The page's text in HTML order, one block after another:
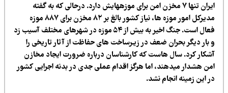
ایران تنها ۷ مخزن امن برای موزههایش دارد. درحالی که به گفته
مدیرکل امور موزه ها، نیاز کشور بالغ بر ۸۲ مخزن برای ۸۸۷ موزه
فعال است. جنگ اخیر به بیش از ۵۴ موزه در شهرهای مختلف آسیب زد
بار دیگر بحران ضعف در زیـرساخت های حفاظت از آثار تاریخی را
کرد. سال هاست که کارشناسان درباره ضرورت ایجاد مخازن
هشدار میدهند، اما هرگز اقدام عملی جدی در بدنه اجرایی کشور
این زمینه انجام نشد.